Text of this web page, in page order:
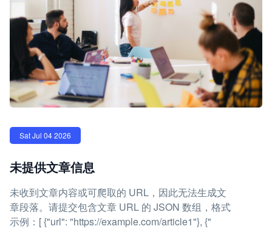
Sat Jul 04 2026
未提供文章信息
未收到文章内容或可爬取的 URL，因此无法生成文
章段落。请提交包含文章 URL 的 JSON 数组，格式
示例：[ {"url": "https://example.com/article1"}, {"